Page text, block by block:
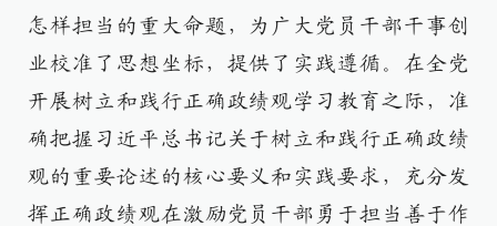
怎样担当的重大命题，为广大党员干部干事创
业校准了思想坐标，提供了实践遵循。在全党
开展树立和践行正确政绩观学习教育之际，准
确把握习近平总书记关于树立和践行正确政绩
观的重要论述的核心要义和实践要求，充分发
挥正确政绩观在激励党员干部勇于担当善于作